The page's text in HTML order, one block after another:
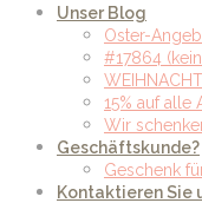
Unser Blog
Oster-
#17864
15% auf alle
Wir
Geschäftskunde?
Geschenk
Kontaktieren Sie